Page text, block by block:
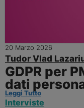
20 Marzo 2026
Tudor Vlad
GDPR per
dati
Leggi Tutto
Interviste